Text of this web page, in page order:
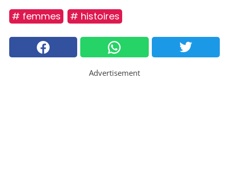
# femmes # histoires
Advertisement